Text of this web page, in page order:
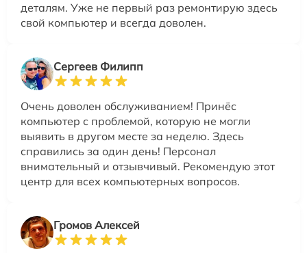
деталям. Уже не первый раз ремонтирую здесь
свой компьютер и всегда доволен.
Сергеев Филипп
Очень доволен обслуживанием! Принёс
компьютер с проблемой, которую не могли
выявить в другом месте за неделю. Здесь
справились за один день! Персонал
внимательный и отзывчивый. Рекомендую этот
центр для всех компьютерных вопросов.
Громов Алексей